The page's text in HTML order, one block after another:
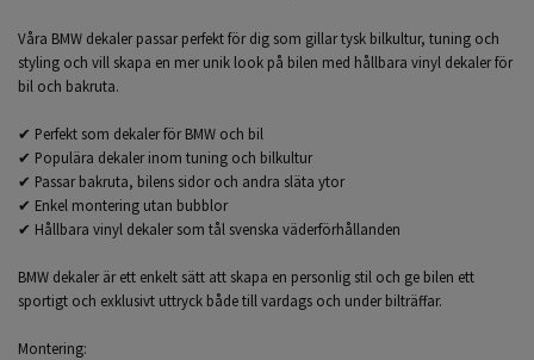
Våra BMW dekaler passar perfekt för dig som gillar tysk bilkultur, tuning och
styling och vill skapa en mer unik look på bilen med hållbara vinyl dekaler för
bil och bakruta.
✔ Perfekt som dekaler för BMW och bil
✔ Populära dekaler inom tuning och bilkultur
✔ Passar bakruta, bilens sidor och andra släta ytor
✔ Enkel montering utan bubblor
✔ Hållbara vinyl dekaler som tål svenska väderförhållanden
BMW dekaler är ett enkelt sätt att skapa en personlig stil och ge bilen ett
sportigt och exklusivt uttryck både till vardags och under bilträffar.
Montering: